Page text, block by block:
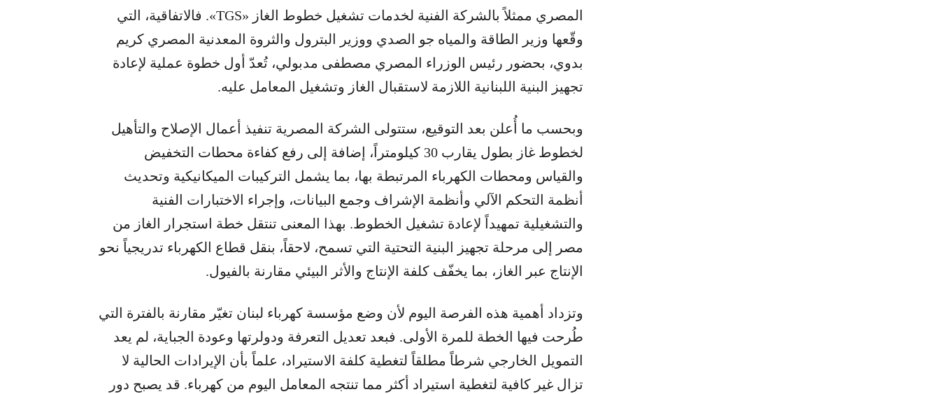
المصري ممثلاً بالشركة الفنية لخدمات تشغيل خطوط الغاز «TGS». فالاتفاقية، التي
وقّعها وزير الطاقة والمياه جو الصدي ووزير البترول والثروة المعدنية المصري كريم
بدوي، بحضور رئيس الوزراء المصري مصطفى مدبولي، تُعدّ أول خطوة عملية لإعادة
تجهيز البنية اللبنانية اللازمة لاستقبال الغاز وتشغيل المعامل عليه.
وبحسب ما أُعلن بعد التوقيع، ستتولى الشركة المصرية تنفيذ أعمال الإصلاح والتأهيل
لخطوط غاز بطول يقارب 30 كيلومتراً، إضافة إلى رفع كفاءة محطات التخفيض
والقياس ومحطات الكهرباء المرتبطة بها، بما يشمل التركيبات الميكانيكية وتحديث
أنظمة التحكم الآلي وأنظمة الإشراف وجمع البيانات، وإجراء الاختبارات الفنية
والتشغيلية تمهيداً لإعادة تشغيل الخطوط. بهذا المعنى تنتقل خطة استجرار الغاز من
مصر إلى مرحلة تجهيز البنية التحتية التي تسمح، لاحقاً، بنقل قطاع الكهرباء تدريجياً نحو
الإنتاج عبر الغاز، بما يخفّف كلفة الإنتاج والأثر البيئي مقارنة بالفيول.
وتزداد أهمية هذه الفرصة اليوم لأن وضع مؤسسة كهرباء لبنان تغيّر مقارنة بالفترة التي
طُرحت فيها الخطة للمرة الأولى. فبعد تعديل التعرفة ودولرتها وعودة الجباية، لم يعد
التمويل الخارجي شرطاً مطلقاً لتغطية كلفة الاستيراد، علماً بأن الإيرادات الحالية لا
تزال غير كافية لتغطية استيراد أكثر مما تنتجه المعامل اليوم من كهرباء. قد يصبح دور